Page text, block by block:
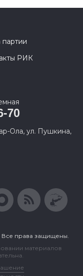
РИК
70
Ола, ул. Пушкина,
Все права защищены.
материалов